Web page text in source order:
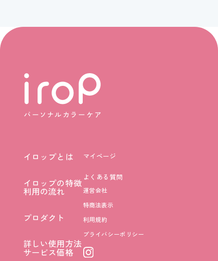
イロップとは
イロップの特徴
イロップの特徴
マイページ
よくある質問
利用の流れ
利用の流れ
プロダクト
詳しい使用方法
詳しい使用方法
運営会社
特商法表示
利用規約
プライバシーポリシー
サービス価格